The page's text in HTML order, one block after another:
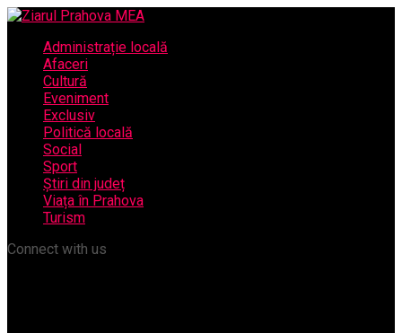
Administrație locală
Afaceri
Cultură
Eveniment
Exclusiv
Politică locală
Social
Sport
Știri din județ
Viața în Prahova
Turism
Connect with us